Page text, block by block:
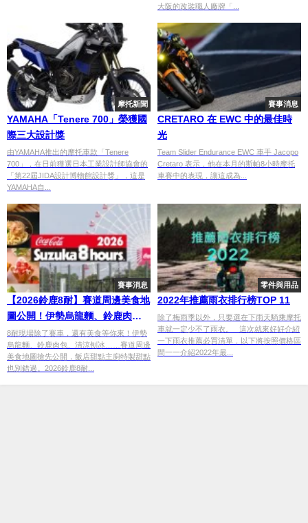
大阪的改裝職人廠牌「...
摩托新聞
YAMAHA「Tenere 700」榮獲國
際三大設計獎
由YAMAHA推出的摩托車款「Tenere
700」，在日前獲選日本工業設計師協會的
「第22屆JIDA設計博物館設計獎」，這是
YAMAHA自...
賽事消息
CRETARO 在 EWC 中的最佳時
光
Team Slider Endurance EWC 車手 Jacopo
Cretaro 表示，他在本月的斯帕8小時摩托
車賽中的表現，讓這成為...
賽事消息
【2026鈴鹿8耐】賽道周邊美食地
圖公開！伊勢烏龍麵、鈴鹿肉包
到園區餐廳×飯店餐廳美食攻略
8耐現場除了賽車，還有美食等你來！伊勢
烏龍麵、鈴鹿肉包、清涼刨冰……賽道周邊
美食地圖搶先公開，飯店甜點主廚特製甜點
也別錯過。2026鈴鹿8耐...
零件與用品
2022年推薦雨衣排行榜TOP 11
除了梅雨季以外，只要選在下雨天騎乘摩托
車就一定少不了雨衣。 這次就來好好介紹
一下雨衣推薦必買清單，以下將按照價格區
間一一介紹2022年最...